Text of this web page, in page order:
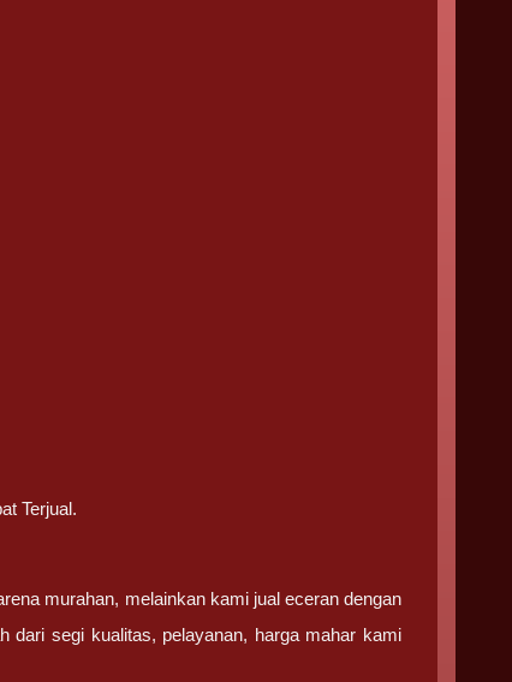
Terjual.
murahan, melainkan kami jual eceran dengan
dari segi kualitas, pelayanan, harga mahar kami